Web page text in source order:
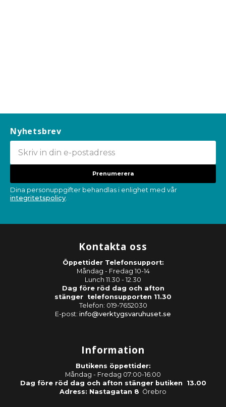
Nyhetsbrev
Prenumerera
Dina personuppgifter behandlas i enlighet med vår
integritetspolicy.
Kontakta oss
Öppettider Telefonsupport:
Måndag - Fredag 10-14
Lunch 11.30 - 12.30
Dag före röd dag och afton
stänger telefonsupporten 11.30
Telefon: 019-7652030
E-post: info@verktygsvaruhuset.se
Information
Butikens öppettider:
Måndag - Fredag 07:00-16:00
Dag före röd dag och afton stänger butiken 13.00
Adress: Nastagatan 8 Örebro